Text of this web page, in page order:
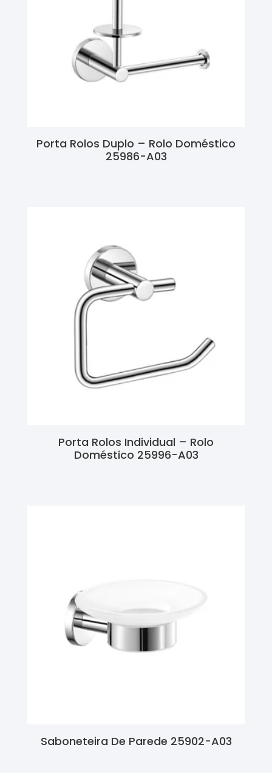
Porta Rolos Duplo – Rolo Doméstico
25986-A03
Porta Rolos Individual – Rolo
Doméstico 25996-A03
Saboneteira De Parede 25902-A03